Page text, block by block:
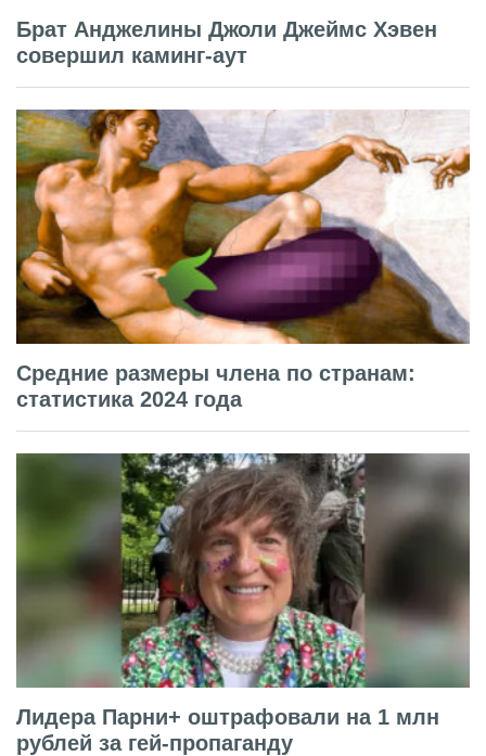
Брат Анджелины Джоли Джеймс Хэвен
совершил каминг-аут
Средние размеры члена по странам:
статистика 2024 года
Лидера Парни+ оштрафовали на 1 млн
рублей за гей-пропаганду